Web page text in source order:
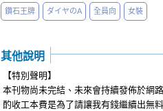
鑽石王牌 ダイヤのA 全員向 女裝
其他說明
【特別聲明】
本刊物尚未完結、未來會持續發佈於網
酌收工本費是為了請讓我有錢繼續出無